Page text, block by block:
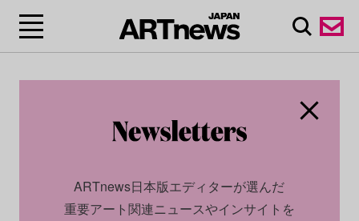
ARTnews日本版エディターが選んだ
重要アート関連ニュースやインサイトを